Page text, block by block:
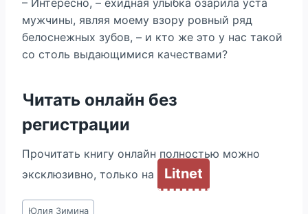
– Интересно, – ехидная улыбка озарила уста
мужчины, являя моему взору ровный ряд
белоснежных зубов, – и кто же это у нас такой
со столь выдающимися качествами?
Читать онлайн без
регистрации
Прочитать книгу онлайн полностью можно
эксклюзивно, только на
Litnet
Метки
Юлия Зимина